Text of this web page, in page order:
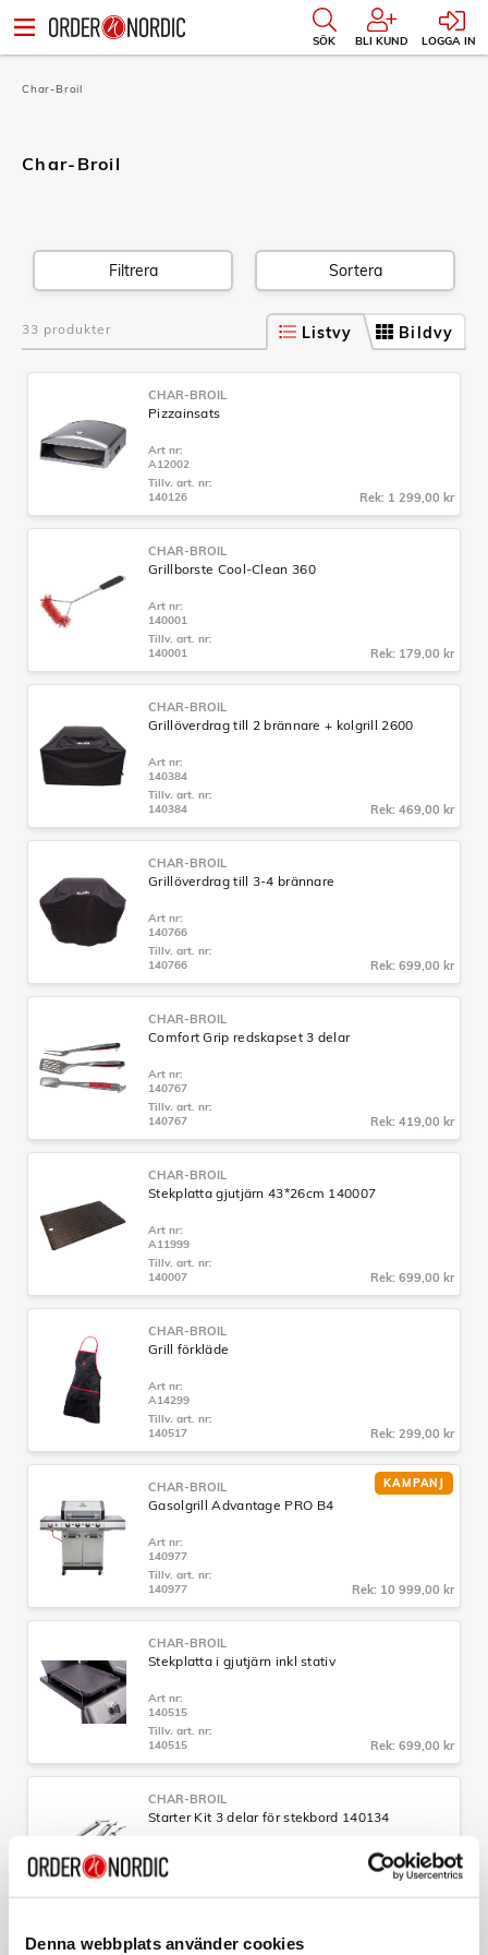
Denna webbplats använder cookies
SÖK BLI KUND LOGGA IN
Char-Broil
Char-Broil
Filtrera Sortera
33 produkter Bildvy
Listvy
CHAR-BROIL
Pizzainsats
Art nr:
A12002
Tillv. art. nr:
140126
Rek: 1 299,00 kr
CHAR-BROIL
Grillborste Cool-Clean 360
Art nr:
140001
Tillv. art. nr:
140001
Rek: 179,00 kr
CHAR-BROIL
Grillöverdrag till 2 brännare + kolgrill 2600
Art nr:
140384
Tillv. art. nr:
140384
Rek: 469,00 kr
CHAR-BROIL
Grillöverdrag till 3-4 brännare
Art nr:
140766
Tillv. art. nr:
140766
Rek: 699,00 kr
CHAR-BROIL
Comfort Grip redskapset 3 delar
Art nr:
140767
Tillv. art. nr:
140767
Rek: 419,00 kr
CHAR-BROIL
Stekplatta gjutjärn 43*26cm 140007
Art nr:
A11999
Tillv. art. nr:
140007
Rek: 699,00 kr
CHAR-BROIL
Grill förkläde
Art nr:
A14299
Tillv. art. nr:
140517
Rek: 299,00 kr
KAMPANJ
CHAR-BROIL
Gasolgrill Advantage PRO B4
Art nr:
140977
Tillv. art. nr:
140977
Rek: 10 999,00 kr
CHAR-BROIL
Stekplatta i gjutjärn inkl stativ
Art nr:
140515
Tillv. art. nr:
140515
Rek: 699,00 kr
CHAR-BROIL
Starter Kit 3 delar för stekbord 140134
Art nr:
A14294
140134
Rek: 599,00 kr